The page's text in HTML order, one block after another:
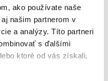
ako používate naše
našim partnerom v
a analýzy. Títo partneri
s ďalšími
ktoré od vás získali,